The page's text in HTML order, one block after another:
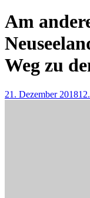
Am
Weg zu
21. Dezember 2018